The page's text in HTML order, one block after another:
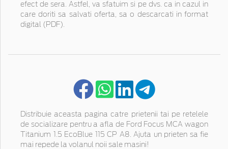
efect de sera. Astfel, va sfatuim si pe dvs. ca in cazul in
care doriti sa salvati oferta, sa o descarcati in format
digital (PDF).
Distribuie aceasta pagina catre prietenii tai pe retelele
de socializare pentru a afla de Ford Focus MCA wagon
Titanium 1.5 EcoBlue 115 CP A8. Ajuta un prieten sa fie
mai repede la volanul noii sale masini!